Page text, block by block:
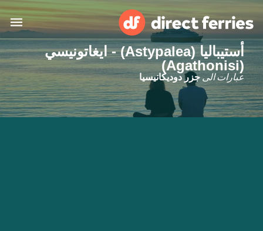
البلدان
تذاكر العبّارة
أستيباليا (Astypalea) - ايغاتونيسي
(Agathonisi)
عبارات الى جزر دوديكانيسيا